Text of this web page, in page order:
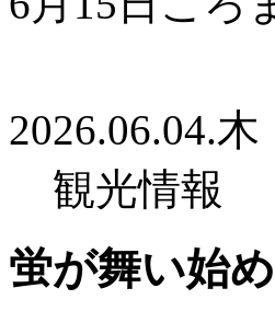
2026.06.04.木
観光情報
蛍が舞い始